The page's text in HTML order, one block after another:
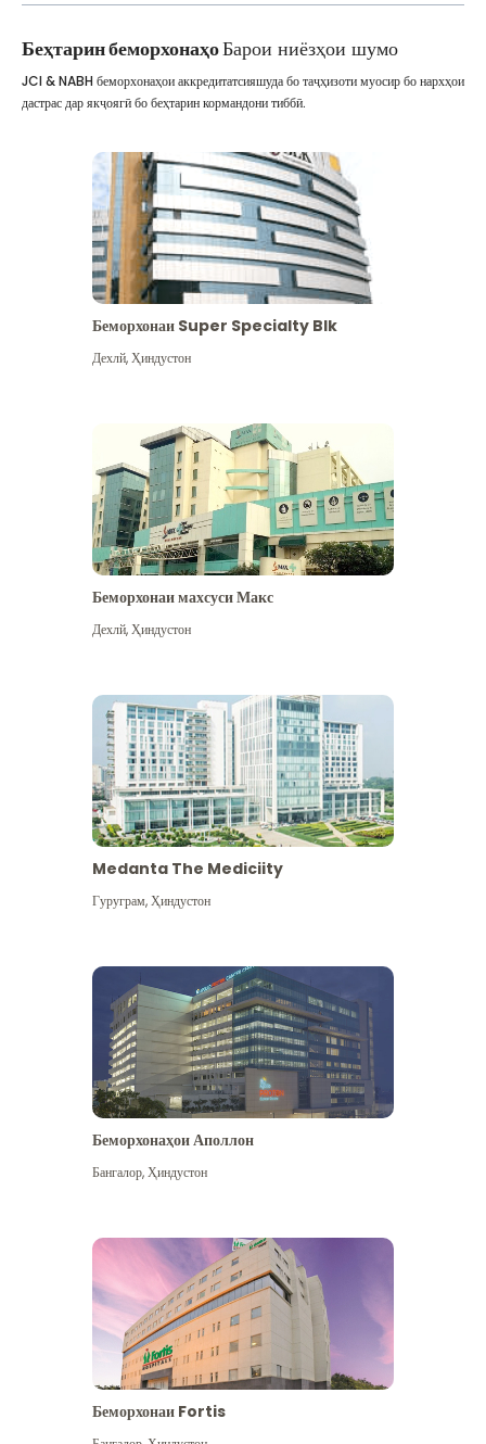
Беҳтарин беморхонаҳоБарои ниёзҳои шумо
Бештар дидан
JCI & NABH беморхонаҳои аккредитатсияшуда бо таҷҳизоти муосир бо нархҳои
дастрас дар якҷоягӣ бо беҳтарин кормандони тиббӣ.
Беморхонаи Super Specialty Blk
Дехлй,Ҳиндустон
Беморхонаи махсуси Макс
Дехлй,Ҳиндустон
Medanta The Mediciity
Гуруграм,Ҳиндустон
Беморхонаҳои Аполлон
Бангалор,Ҳиндустон
Беморхонаи Fortis